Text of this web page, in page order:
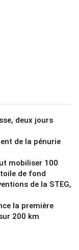
deux jours
de la pénurie
mobiliser 100
de fond
de la STEG,
la première
200 km